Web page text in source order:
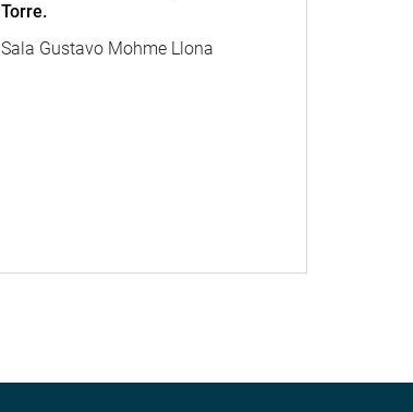
Torre.
Sala Gustavo Mohme Llona